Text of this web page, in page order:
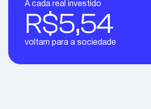
A cada real investido
R$5,54
voltam para a sociedade